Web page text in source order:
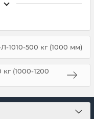
500 кг (1000 мм)
(1000-1200